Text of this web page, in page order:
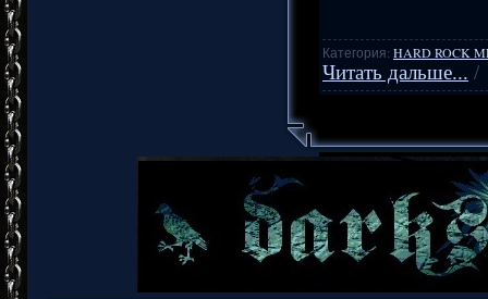
Категория: HARD ROCK
Читать дальше... /